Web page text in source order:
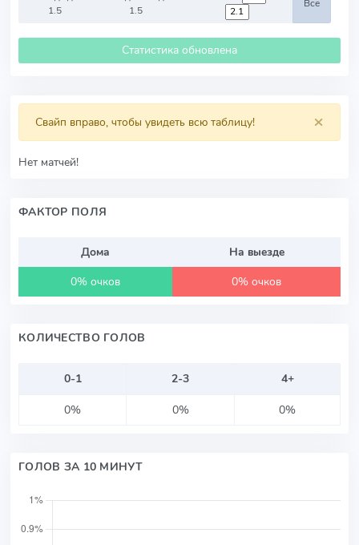
1.5
1.5
Все
Статистика обновлена
×
Свайп вправо, чтобы увидеть всю таблицу!
Нет матчей!
ФАКТОР ПОЛЯ
Дома
На выезде
0% очков
0% очков
КОЛИЧЕСТВО ГОЛОВ
0-1 2-3
4+
0%
0% 0%
ГОЛОВ ЗА 10 МИНУТ